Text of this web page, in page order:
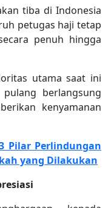
tiba di Indonesia
petugas haji tetap
penuh hingga
utama saat ini
berlangsung
kenyamanan
Pilar Perlindungan
yang Dilakukan